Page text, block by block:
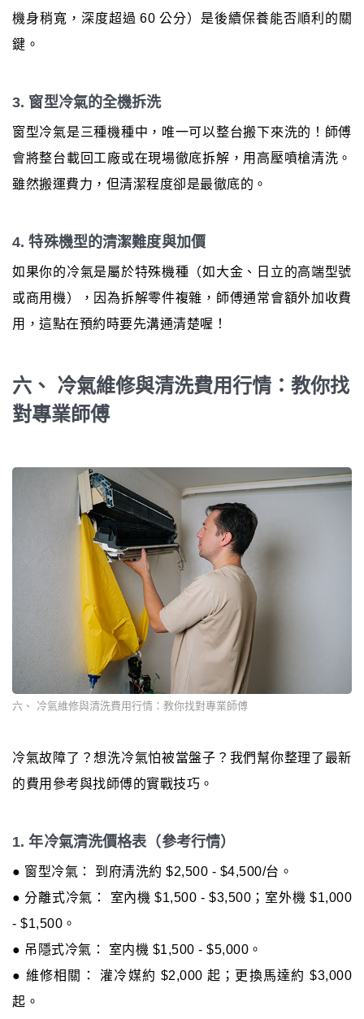
機身稍寬，深度超過 60 公分）是後續保養能否順利的關
鍵。
3. 窗型冷氣的全機拆洗
窗型冷氣是三種機種中，唯一可以整台搬下來洗的！師傅
會將整台載回工廠或在現場徹底拆解，用高壓噴槍清洗。
雖然搬運費力，但清潔程度卻是最徹底的。
4. 特殊機型的清潔難度與加價
如果你的冷氣是屬於特殊機種（如大金、日立的高端型號
或商用機），因為拆解零件複雜，師傅通常會額外加收費
用，這點在預約時要先溝通清楚喔！
六、 冷氣維修與清洗費用行情：教你找
對專業師傅
六、 冷氣維修與清洗費用行情：教你找對專業師傅
冷氣故障了？想洗冷氣怕被當盤子？我們幫你整理了最新
的費用參考與找師傅的實戰技巧。
1. 年冷氣清洗價格表（參考行情）
● 窗型冷氣： 到府清洗約 $2,500 - $4,500/台。
● 分離式冷氣： 室內機 $1,500 - $3,500；室外機 $1,000
- $1,500。
● 吊隱式冷氣： 室内機 $1,500 - $5,000。
● 維修相關： 灌冷媒約 $2,000 起；更換馬達約 $3,000
起。